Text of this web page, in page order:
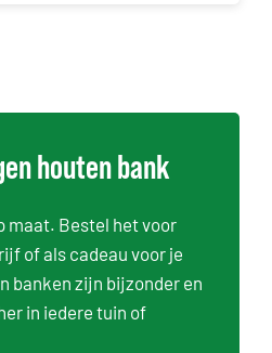
houten bank
maat. Bestel het voor
of als cadeau voor je
banken zijn bijzonder en
in iedere tuin of